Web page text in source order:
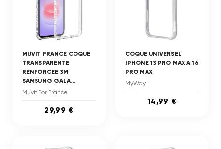
MUVIT FRANCE COQUE
TRANSPARENTE
RENFORCEE 3M
SAMSUNG GALA...
Muvit For France
29,99 €
COQUE UNIVERSEL
IPHONE 13 PRO MAX A 16
PRO MAX
MyWay
14,99 €